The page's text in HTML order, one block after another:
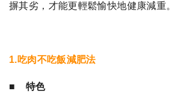
摒其劣，才能更輕鬆愉快地健康減重。
1.吃肉不吃飯減肥法
■ 特色